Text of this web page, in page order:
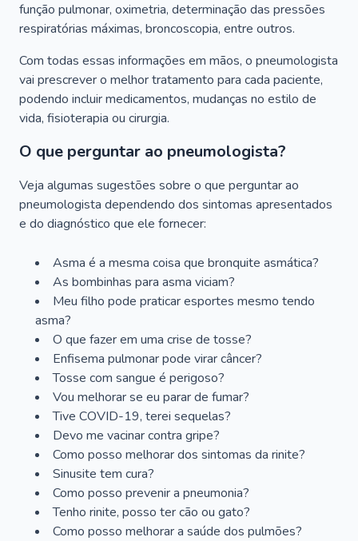
função pulmonar, oximetria, determinação das pressões
respiratórias máximas, broncoscopia, entre outros.
Com todas essas informações em mãos, o pneumologista
vai prescrever o melhor tratamento para cada paciente,
podendo incluir medicamentos, mudanças no estilo de
vida, fisioterapia ou cirurgia.
O que perguntar ao pneumologista?
Veja algumas sugestões sobre o que perguntar ao
pneumologista dependendo dos sintomas apresentados
e do diagnóstico que ele fornecer:
Asma é a mesma coisa que bronquite asmática?
As bombinhas para asma viciam?
Meu filho pode praticar esportes mesmo tendo
asma?
O que fazer em uma crise de tosse?
Enfisema pulmonar pode virar câncer?
Tosse com sangue é perigoso?
Vou melhorar se eu parar de fumar?
Tive COVID-19, terei sequelas?
Devo me vacinar contra gripe?
Como posso melhorar dos sintomas da rinite?
Sinusite tem cura?
Como posso prevenir a pneumonia?
Tenho rinite, posso ter cão ou gato?
Como posso melhorar a saúde dos pulmões?